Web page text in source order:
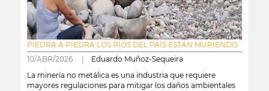
PIEDRA A PIEDRA LOS RÍOS DEL PAÍS ESTÁN MURIENDO
10/ABR/2026 | Eduardo Muñoz-Sequeira
La minería no metálica es una industria que requiere
mayores regulaciones para mitigar los daños ambientales